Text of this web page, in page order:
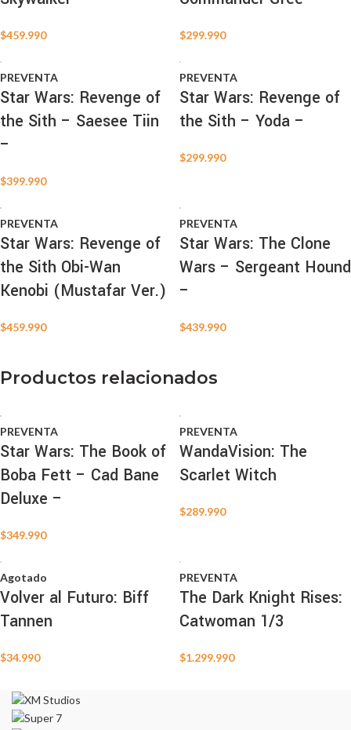
$459.990 $299.990
PREVENTA
Star Wars: Revenge of
the Sith – Saesee Tiin
–
$399.990
PREVENTA
Star Wars: Revenge of
the Sith – Yoda –
$299.990
PREVENTA
Star Wars: Revenge of
the Sith Obi-Wan
Kenobi (Mustafar Ver.)
$459.990
PREVENTA
Star Wars: The Clone
Wars – Sergeant Hound
–
$439.990
Productos relacionados
PREVENTA
Star Wars: The Book of
Boba Fett – Cad Bane
Deluxe –
$349.990
PREVENTA
WandaVision: The
Scarlet Witch
$289.990
Agotado
Volver al Futuro: Biff
Tannen
$34.990
PREVENTA
The Dark Knight Rises:
Catwoman 1/3
$1.299.990